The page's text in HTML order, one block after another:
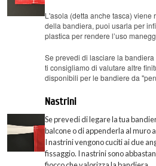
L'asola (detta anche tasca) viene
della bandiera, puoi usarla per
plastica per rendere l’uso
Se prevedi di lasciare la
ti consigliamo di valutare altre
disponibili per le bandiere da
Nastrini
Se prevedi di legare la tua
balcone o di appenderla al muro
I nastrini vengono cuciti ai due
fissaggio. I nastrini sono